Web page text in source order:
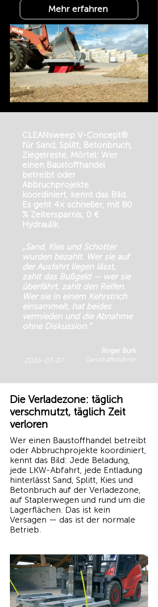
Mehr erfahren
CLEANsweep V-Concept®
für Sand, Splitt, Betonbruch,
Ziegelreste, Mörtel: Wer
einen Baustoffhandel
betreibt oder
Abbruchprojekte
koordiniert, kennt das Bild.
Es geht 4× schneller, mit 80
% Zeitersparnis, 0 €
Hydraulik.
„Sand, Kies und Schotter
wurden bezahlt. Wer sie auf
der Ausfahrt liegen lässt,
zahlt das Bußgeld — wer sie
überfährt, zahlt den Reifen.
Wer sie in einem Kehrstrich
einsammelt, hat beides
vermieden und die Abnahme
ohne Diskussion.“
2026-07-07
Roger Burk
Geschäftsführer
Die Verladezone: täglich
verschmutzt, täglich Zeit
verloren
Wer einen Baustoffhandel betreibt
oder Abbruchprojekte koordiniert,
kennt das Bild: Jede Beladung,
jede LKW-Abfahrt, jede Entladung
hinterlässt Sand, Splitt, Kies und
Betonbruch auf der Verladezone,
auf Staplerwegen und rund um die
Lagerflächen. Das ist kein
Versagen — das ist der normale
Betrieb.